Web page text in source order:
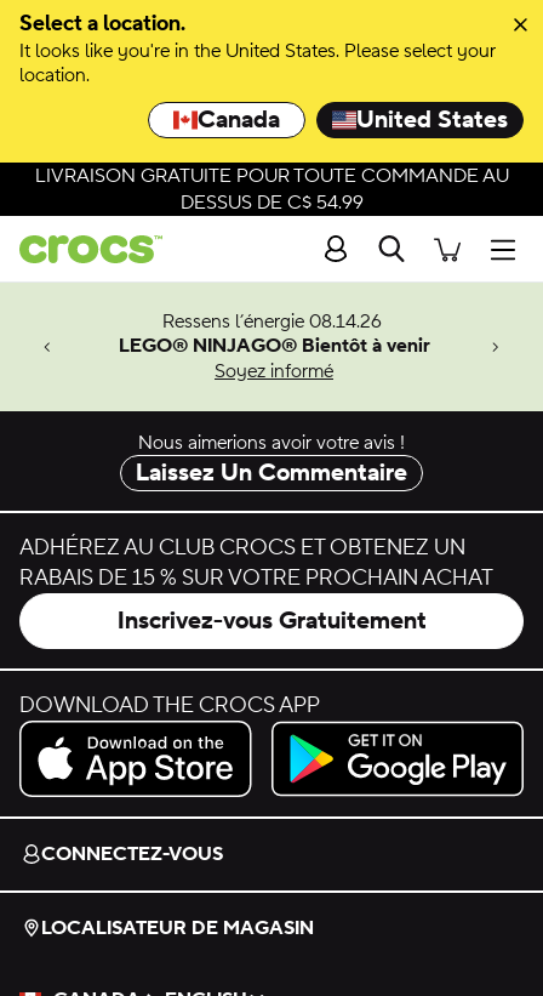
Select a location.
It looks like you're in the United States. Please select your
location.
Canada United States
LIVRAISON GRATUITE POUR TOUTE COMMANDE AU
DESSUS DE C$ 54.99
Recherche
Ressens l’énergie 08.14.26
LEGO® NINJAGO® Bientôt à venir
Soyez informé
Man.
Nous aimerions avoir votre avis !
Laissez Un Commentaire
ADHÉREZ AU CLUB CROCS ET OBTENEZ UN
RABAIS DE 15 % SUR VOTRE PROCHAIN ACHAT
Inscrivez-vous Gratuitement
DOWNLOAD THE CROCS APP
Download on the App Store.
Get it on Google Play.
CONNECTEZ-VOUS
LOCALISATEUR DE MAGASIN